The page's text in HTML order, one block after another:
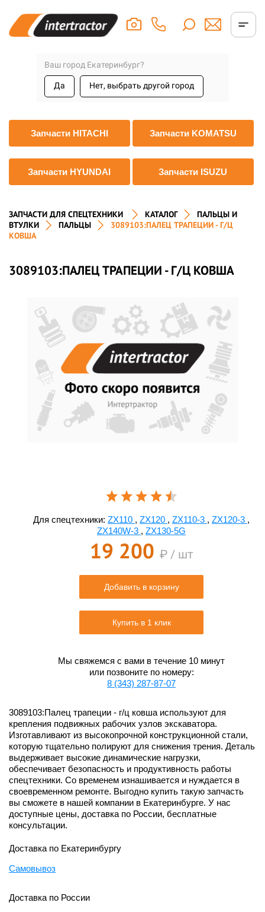
Ваш город Екатеринбург?
Да Нет, выбрать другой город
Запчасти HITACHI Запчасти KOMATSU
Запчасти HYUNDAI Запчасти ISUZU
ЗАПЧАСТИ ДЛЯ СПЕЦТЕХНИКИ КАТАЛОГ
ПАЛЬЦЫ И
ВТУЛКИ
ПАЛЬЦЫ
3089103:ПАЛЕЦ ТРАПЕЦИИ - Г/Ц
КОВША
3089103:ПАЛЕЦ ТРАПЕЦИИ - Г/Ц КОВША
Для спецтехники: ZX110 , ZX120 , ZX110-3 , ZX120-3 ,
ZX140W-3 , ZX130-5G
19 200 ₽ / шт
Добавить в корзину
Купить в 1 клик
Мы свяжемся с вами в течение 10 минут
или позвоните по номеру:
8 (343) 287-87-07
3089103:Палец трапеции - г/ц ковша используют для
крепления подвижных рабочих узлов экскаватора.
Изготавливают из высокопрочной конструкционной стали,
которую тщательно полируют для снижения трения. Деталь
выдерживает высокие динамические нагрузки,
обеспечивает безопасность и продуктивность работы
спецтехники. Со временем изнашивается и нуждается в
своевременном ремонте. Выгодно купить такую запчасть
вы сможете в нашей компании в Екатеринбурге. У нас
доступные цены, доставка по России, бесплатные
консультации.
Доставка по Екатеринбургу
Самовывоз
Доставка по России